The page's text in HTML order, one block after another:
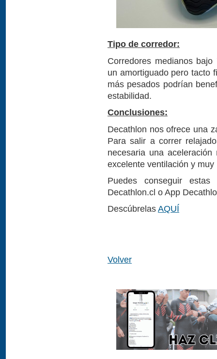
Tipo de corredor:
Corredores medianos
un amortiguado pero tacto
más pesados podrían
estabilidad.
Conclusiones:
Decathlon nos ofrece una
Para salir a correr
necesaria una
excelente ventilación y
Puedes conseguir
Decathlon.cl o App
DescúbrelasAQUÍ
Volver